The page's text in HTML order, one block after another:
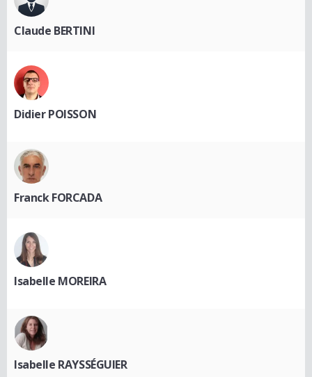
Claude BERTINI
Didier POISSON
Franck FORCADA
Isabelle MOREIRA
Isabelle RAYSSÉGUIER